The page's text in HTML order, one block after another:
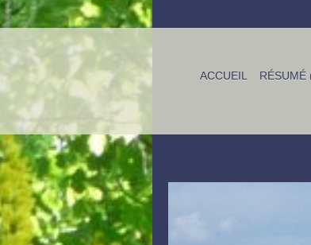
ACCUEIL RÉSUMÉ